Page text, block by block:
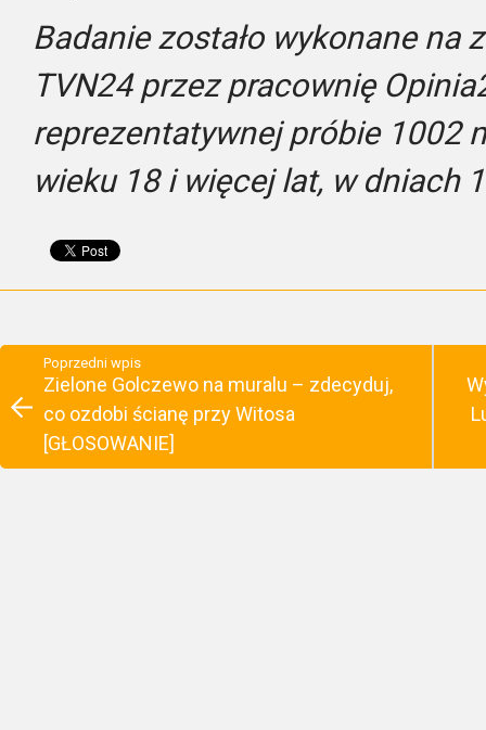
Badanie zostało wykonane na
TVN24 przez pracownię
reprezentatywnej próbie 1002
wieku 18 i więcej lat, w dniach
Poprzedni wpis
Zielone Golczewo na muralu – zdecyduj,
co ozdobi ścianę przy Witosa
[GŁOSOWANIE]